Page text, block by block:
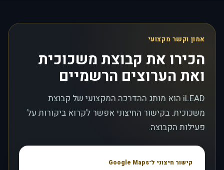
אמון וקשר מקצועי
הכירו את קבוצת משכוכית
ואת הערוצים הרשמיים
iLEAD הוא מותג ההדרכה המקצועי של קבוצת
משכוכית. בקישור החיצוני אפשר לקרוא ביקורות על
פעילות הקבוצה.
קישור חיצוני ל־Google Maps